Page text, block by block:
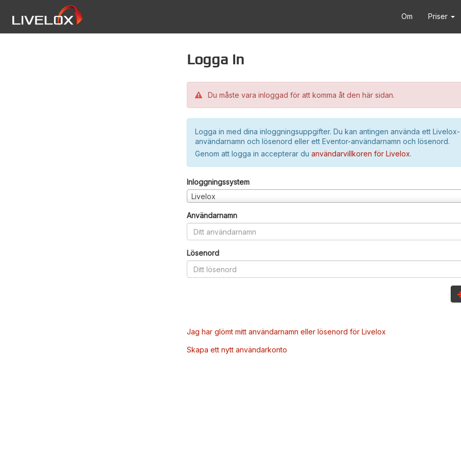
Om Priser
Logga in
Du måste vara inloggad för att komma åt den här sidan.
Logga in med dina inloggningsuppgifter. Du kan antingen använda ett Livelox-
användarnamn och lösenord eller ett Eventor-användarnamn och lösenord.
Genom att logga in accepterar du användarvillkoren för Livelox.
Inloggningssystem
Livelox
Användarnamn
Lösenord
Jag har glömt mitt användarnamn eller lösenord för Livelox
Skapa ett nytt användarkonto